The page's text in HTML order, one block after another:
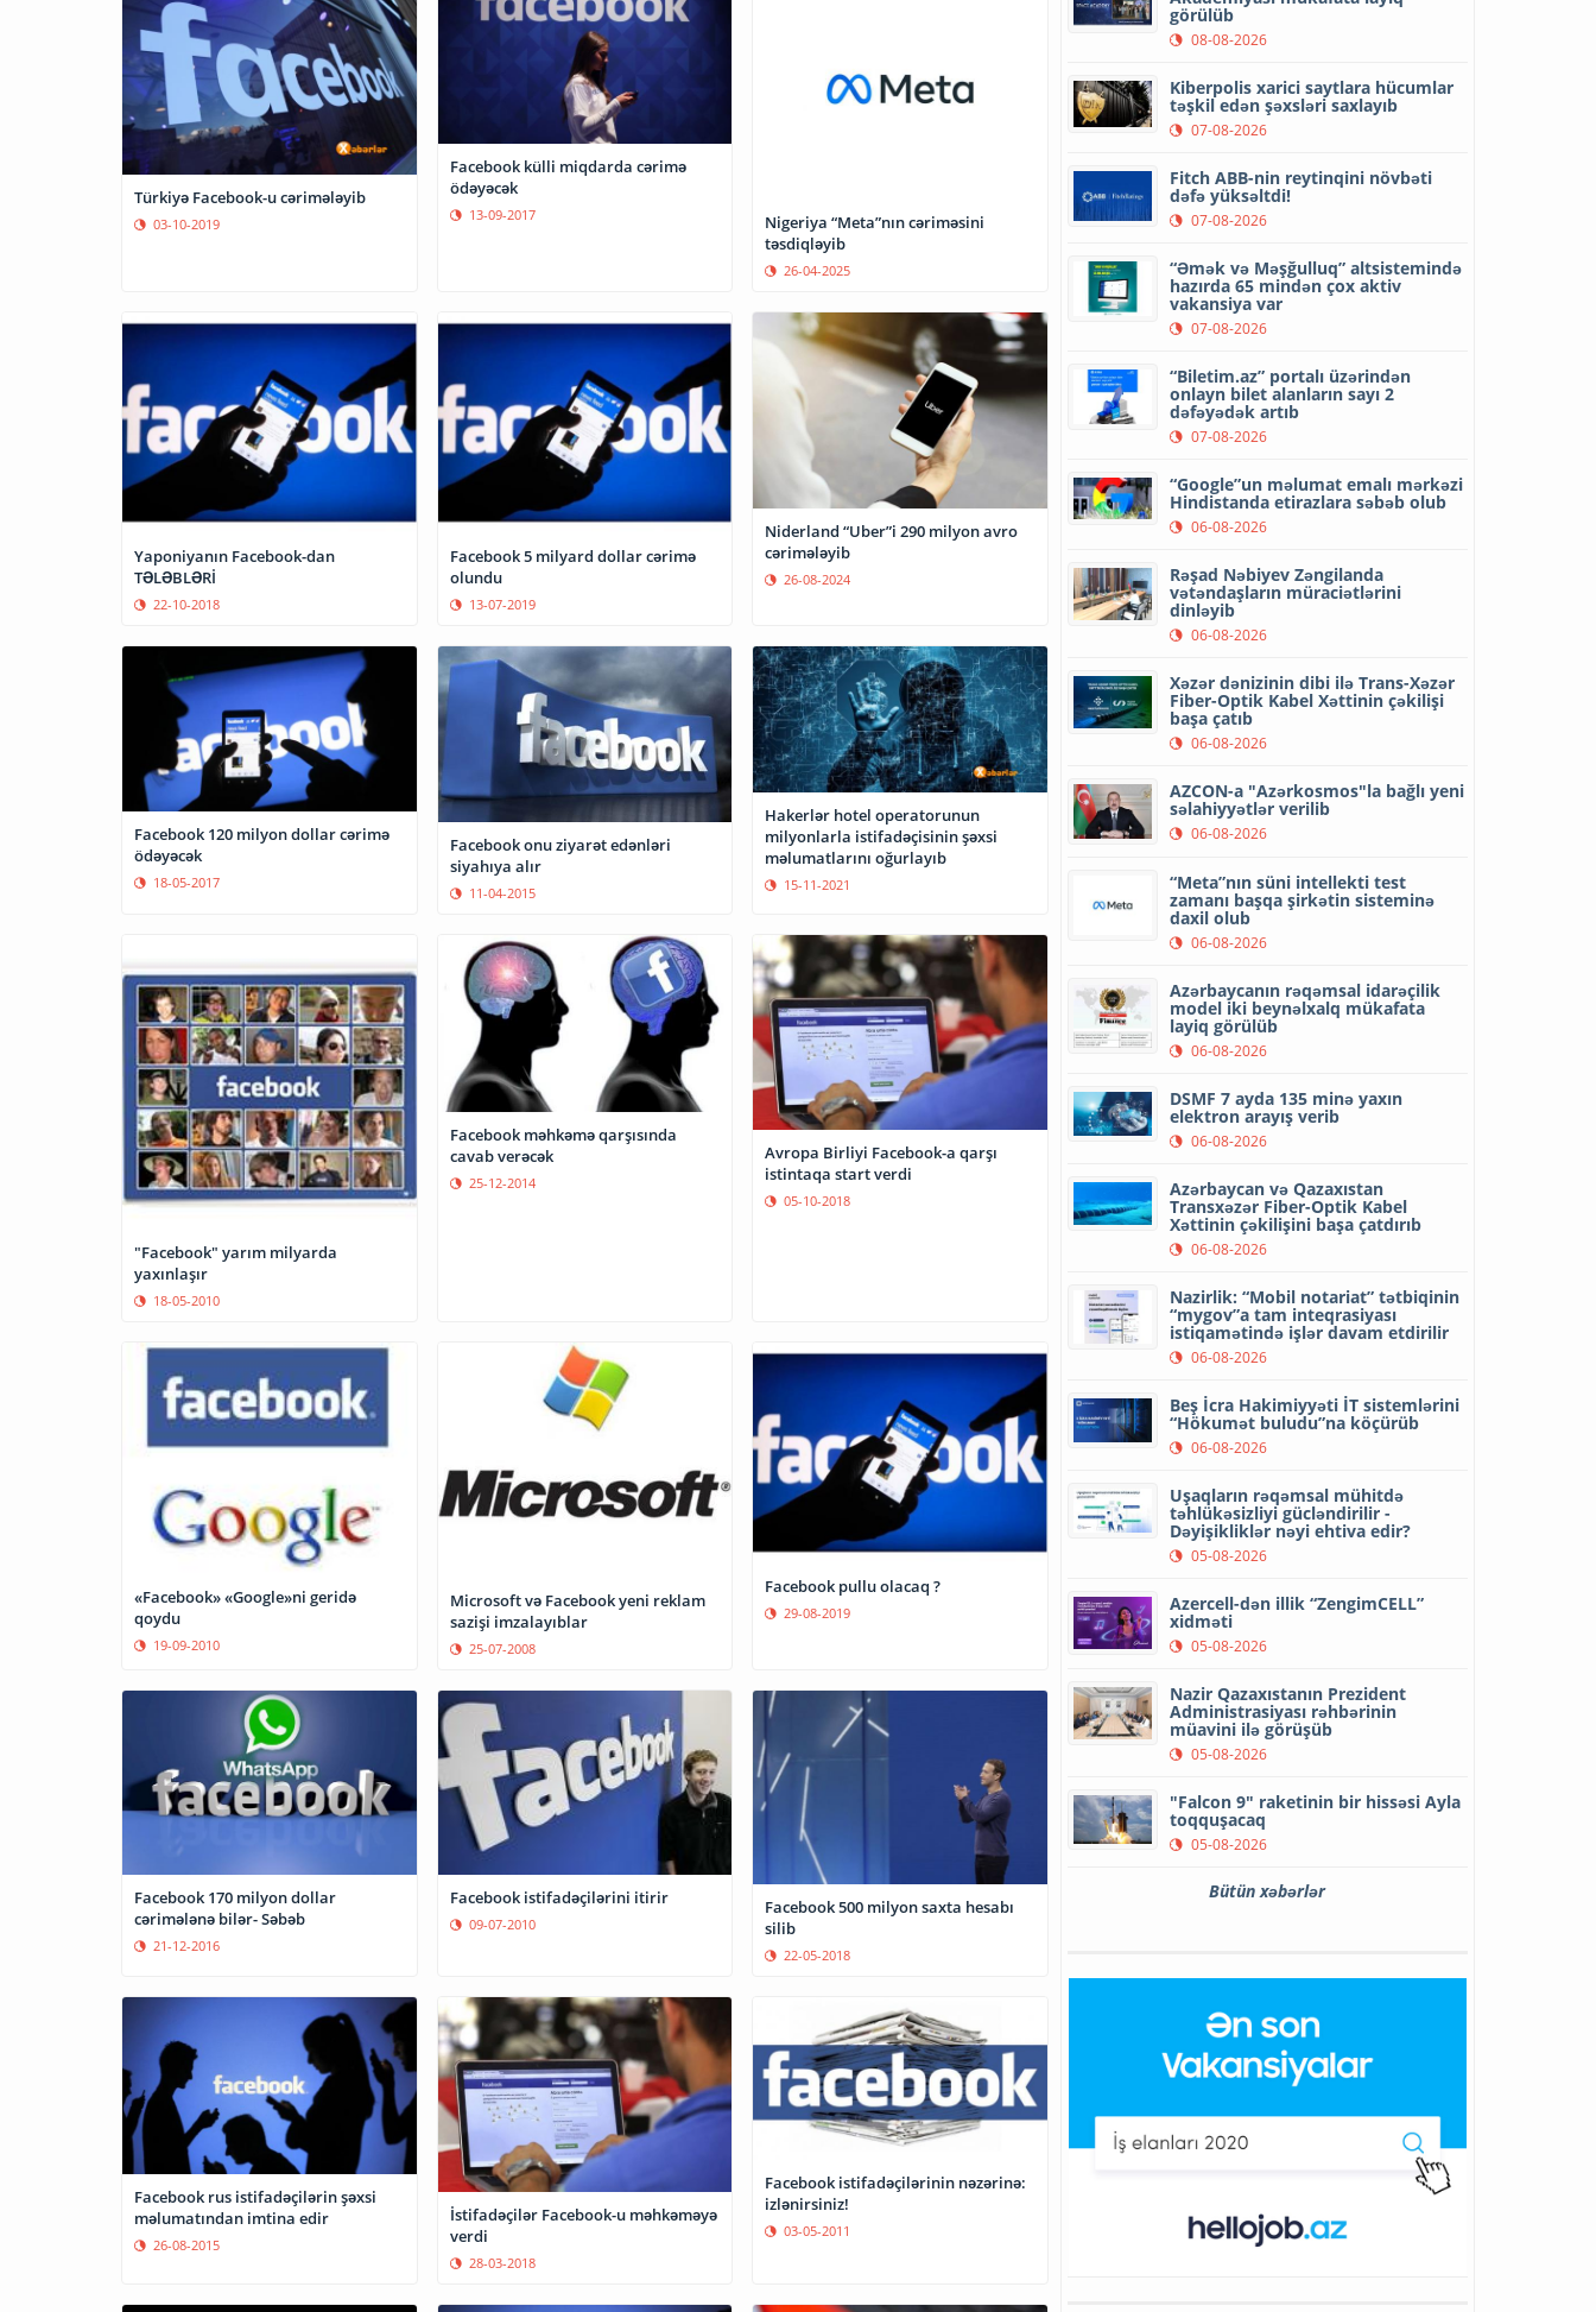
Türkiyə Facebook-u cərimələyib
03-10-2019
Facebook külli miqdarda cərimə
ödəyəcək
13-09-2017
Nigeriya “Meta”nın cəriməsini
təsdiqləyib
26-04-2025
Yaponiyanın Facebook-dan
TƏLƏBLƏRİ
22-10-2018
Facebook 5 milyard dollar cərimə
olundu
13-07-2019
Niderland “Uber”i 290 milyon avro
cərimələyib
26-08-2024
Facebook 120 milyon dollar cərimə
ödəyəcək
18-05-2017
Facebook onu ziyarət edənləri
siyahıya alır
11-04-2015
Hakerlər hotel operatorunun
milyonlarla istifadəçisinin şəxsi
məlumatlarını oğurlayıb
15-11-2021
"Facebook" yarım milyarda
yaxınlaşır
18-05-2010
Facebook məhkəmə qarşısında
cavab verəcək
25-12-2014
Avropa Birliyi Facebook-a qarşı
istintaqa start verdi
05-10-2018
«Facebook» «Google»ni geridə
qoydu
19-09-2010
Microsoft və Facebook yeni reklam
sazişi imzalayıblar
25-07-2008
Facebook pullu olacaq ?
29-08-2019
Facebook 170 milyon dollar
cərimələnə bilər- Səbəb
21-12-2016
Facebook istifadəçilərini itirir
09-07-2010
Facebook 500 milyon saxta hesabı
silib
22-05-2018
Facebook rus istifadəçilərin şəxsi
məlumatından imtina edir
26-08-2015
İstifadəçilər Facebook-u məhkəməyə
verdi
28-03-2018
Facebook istifadəçilərinin nəzərinə:
izlənirsiniz!
03-05-2011
görülüb
08-08-2026
Kiberpolis xarici saytlara hücumlar
təşkil edən şəxsləri saxlayıb
07-08-2026
Fitch ABB-nin reytinqini növbəti
dəfə yüksəltdi!
07-08-2026
“Əmək və Məşğulluq” altsistemində
hazırda 65 mindən çox aktiv
vakansiya var
07-08-2026
“Biletim.az” portalı üzərindən
onlayn bilet alanların sayı 2
dəfəyədək artıb
07-08-2026
“Google”un məlumat emalı mərkəzi
Hindistanda etirazlara səbəb olub
06-08-2026
Rəşad Nəbiyev Zəngilanda
vətəndaşların müraciətlərini
dinləyib
06-08-2026
Xəzər dənizinin dibi ilə Trans-Xəzər
Fiber-Optik Kabel Xəttinin çəkilişi
başa çatıb
06-08-2026
AZCON-a "Azərkosmos"la bağlı yeni
səlahiyyətlər verilib
06-08-2026
“Meta”nın süni intellekti test
zamanı başqa şirkətin sisteminə
daxil olub
06-08-2026
Azərbaycanın rəqəmsal idarəçilik
model iki beynəlxalq mükafata
layiq görülüb
06-08-2026
DSMF 7 ayda 135 minə yaxın
elektron arayış verib
06-08-2026
Azərbaycan və Qazaxıstan
Transxəzər Fiber-Optik Kabel
Xəttinin çəkilişini başa çatdırıb
06-08-2026
Nazirlik: “Mobil notariat” tətbiqinin
“mygov”a tam inteqrasiyası
istiqamətində işlər davam etdirilir
06-08-2026
Beş İcra Hakimiyyəti İT sistemlərini
“Hökumət buludu”na köçürüb
06-08-2026
Uşaqların rəqəmsal mühitdə
təhlükəsizliyi gücləndirilir -
Dəyişikliklər nəyi ehtiva edir?
05-08-2026
Azercell-dən illik “ZengimCELL”
xidməti
05-08-2026
Nazir Qazaxıstanın Prezident
Administrasiyası rəhbərinin
müavini ilə görüşüb
05-08-2026
"Falcon 9" raketinin bir hissəsi Ayla
toqquşacaq
05-08-2026
Bütün xəbərlər